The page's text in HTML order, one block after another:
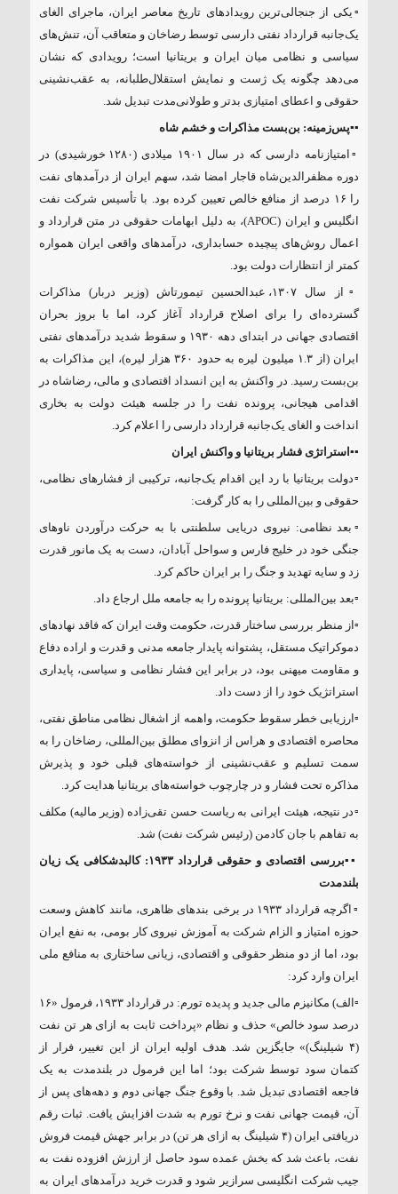
▫️یکی از جنجالی‌ترین رویدادهای تاریخ معاصر ایران، ماجرای الغای
یک‌جانبه قرارداد نفتی دارسی توسط رضاخان و متعاقب آن، تنش‌های
سیاسی و نظامی میان ایران و بریتانیا است؛ رویدادی که نشان
می‌دهد چگونه یک ژست و نمایش استقلال‌طلبانه، به عقب‌نشینی
حقوقی و اعطای امتیازی بدتر و طولانی‌مدت تبدیل شد.
▪️▪️پس‌زمینه: بن‌بست مذاکرات و خشم شاه
▫️امتیازنامه دارسی که در سال ۱۹۰۱ میلادی (۱۲۸۰ خورشیدی) در
دوره مظفرالدین‌شاه قاجار امضا شد، سهم ایران از درآمدهای نفت
را ۱۶ درصد از منافع خالص تعیین کرده بود. با تأسیس شرکت نفت
انگلیس و ایران (APOC)، به دلیل ابهامات حقوقی در متن قرارداد و
اعمال روش‌های پیچیده حسابداری، درآمدهای واقعی ایران همواره
کمتر از انتظارات دولت بود.
▫️از سال ۱۳۰۷، عبدالحسین تیمورتاش (وزیر دربار) مذاکرات
گسترده‌ای را برای اصلاح قرارداد آغاز کرد، اما با بروز بحران
اقتصادی جهانی در ابتدای دهه ۱۹۳۰ و سقوط شدید درآمدهای نفتی
ایران (از ۱.۳ میلیون لیره به حدود ۳۶۰ هزار لیره)، این مذاکرات به
بن‌بست رسید. در واکنش به این انسداد اقتصادی و مالی، رضاشاه در
اقدامی هیجانی، پرونده نفت را در جلسه هیئت دولت به بخاری
انداخت و الغای یک‌جانبه قرارداد دارسی را اعلام کرد.
▪️▪️ استراتژی فشار بریتانیا و واکنش ایران
▫️دولت بریتانیا با رد این اقدام یک‌جانبه، ترکیبی از فشارهای نظامی،
حقوقی و بین‌المللی را به کار گرفت:
▫️بعد نظامی: نیروی دریایی سلطنتی با به حرکت درآوردن ناوهای
جنگی خود در خلیج فارس و سواحل آبادان، دست به یک مانور قدرت
زد و سایه تهدید و جنگ را بر ایران حاکم کرد.
▫️بعد بین‌المللی: بریتانیا پرونده را به جامعه ملل ارجاع داد.
▫️از منظر بررسی ساختار قدرت، حکومت وقت ایران که فاقد نهادهای
دموکراتیک مستقل، پشتوانه پایدار جامعه مدنی و قدرت و اراده دفاع
و مقاومت میهنی بود، در برابر این فشار نظامی و سیاسی، پایداری
استراتژیک خود را از دست داد.
▫️ارزیابی خطر سقوط حکومت، واهمه از اشغال نظامی مناطق نفتی،
محاصره اقتصادی و هراس از انزوای مطلق بین‌المللی، رضاخان را به
سمت تسلیم و عقب‌نشینی از خواسته‌های قبلی خود و پذیرش
مذاکره تحت فشار و در چارچوب خواسته‌های بریتانیا هدایت کرد.
▫️در نتیجه، هیئت ایرانی به ریاست حسن تقی‌زاده (وزیر مالیه) مکلف
به تفاهم با جان کادمن (رئیس شرکت نفت) شد.
▪️▪️
بررسی اقتصادی و حقوقی قرارداد ۱۹۳۳: کالبدشکافی یک زیان
بلندمدت
▫️اگرچه قرارداد ۱۹۳۳ در برخی بندهای ظاهری، مانند کاهش وسعت
حوزه امتیاز و الزام شرکت به آموزش نیروی کار بومی، به نفع ایران
بود، اما از دو منظر حقوقی و اقتصادی، زیانی ساختاری به منافع ملی
ایران وارد کرد:
▫️الف) مکانیزم مالی جدید و پدیده تورم: در قرارداد ۱۹۳۳، فرمول «۱۶
درصد سود خالص» حذف و نظام «پرداخت ثابت به ازای هر تن نفت
(۴ شیلینگ)» جایگزین شد. هدف اولیه ایران از این تغییر، فرار از
کتمان سود توسط شرکت بود؛ اما این فرمول در بلندمدت به یک
فاجعه اقتصادی تبدیل شد. با وقوع جنگ جهانی دوم و دهه‌های پس از
آن، قیمت جهانی نفت و نرخ تورم به شدت افزایش یافت. ثبات رقم
دریافتی ایران (۴ شیلینگ به ازای هر تن) در برابر جهش قیمت فروش
نفت، باعث شد که بخش عمده سود حاصل از ارزش افزوده نفت به
جیب شرکت انگلیسی سرازیر شود و قدرت خرید درآمدهای ایران به